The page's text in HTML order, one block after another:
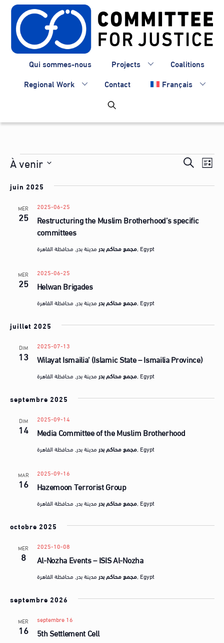
Skip
content
Qui sommes-nous Projects
Coalitions
Regional Work
Contact Français
Évènements
vues
R
e
L
i
À venir
é
z
u
t
juin 2025
MER
25
Restructuring the Muslim Brotherhood’s specific
committees
2025-06-25
مجمع محاكم بدرمدينة بدر, محافظة القاهرة, Egypt
MER
25 Helwan Brigades
2025-06-25
مجمع محاكم بدرمدينة بدر, محافظة القاهرة, Egypt
juillet 2025
DIM
13 Wilayat Ismailia’ (Islamic State – Ismailia Province)
2025-07-13
مجمع محاكم بدرمدينة بدر, محافظة القاهرة, Egypt
septembre 2025
DIM
14 Media Committee of the Muslim Brotherhood
2025-09-14
مجمع محاكم بدرمدينة بدر, محافظة القاهرة, Egypt
MAR
16 Hazemoon Terrorist Group
2025-09-16
مجمع محاكم بدرمدينة بدر, محافظة القاهرة, Egypt
octobre 2025
MER
8 Al-Nozha Events – ISIS Al-Nozha
2025-10-08
مجمع محاكم بدرمدينة بدر, محافظة القاهرة, Egypt
septembre 2026
MER
16 5th Settlement Cell
septembre 16